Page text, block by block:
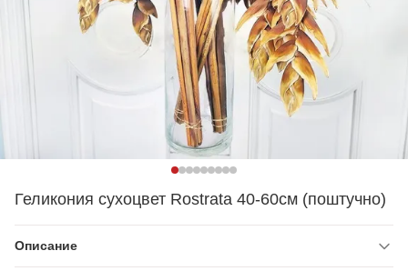
Геликония сухоцвет Rostrata 40-60см (поштучно)
Описание